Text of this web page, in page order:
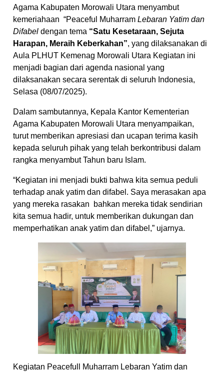
Agama Kabupaten Morowali Utara menyambut
kemeriahaan “Peaceful Muharram Lebaran Yatim dan
Difabel dengan tema “Satu Kesetaraan, Sejuta
Harapan, Meraih Keberkahan”, yang dilaksanakan di
Aula PLHUT Kemenag Morowali Utara Kegiatan ini
menjadi bagian dari agenda nasional yang
dilaksanakan secara serentak di seluruh Indonesia,
Selasa (08/07/2025).
Dalam sambutannya, Kepala Kantor Kementerian
Agama Kabupaten Morowali Utara menyampaikan,
turut memberikan apresiasi dan ucapan terima kasih
kepada seluruh pihak yang telah berkontribusi dalam
rangka menyambut Tahun baru Islam.
“Kegiatan ini menjadi bukti bahwa kita semua peduli
terhadap anak yatim dan difabel. Saya merasakan apa
yang mereka rasakan bahkan mereka tidak sendirian
kita semua hadir, untuk memberikan dukungan dan
memperhatikan anak yatim dan difabel,” ujarnya.
Kegiatan Peacefull Muharram Lebaran Yatim dan